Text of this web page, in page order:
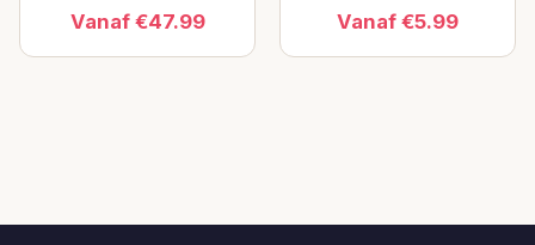
Vanaf €47.99 Vanaf €5.99